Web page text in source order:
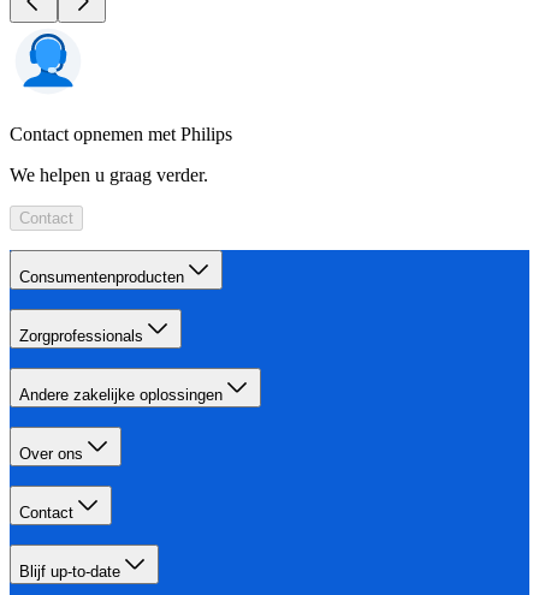
Contact opnemen met Philips
We helpen u graag verder.
Contact
Consumentenproducten
Zorgprofessionals
Andere zakelijke oplossingen
Over ons
Contact
Blijf up-to-date